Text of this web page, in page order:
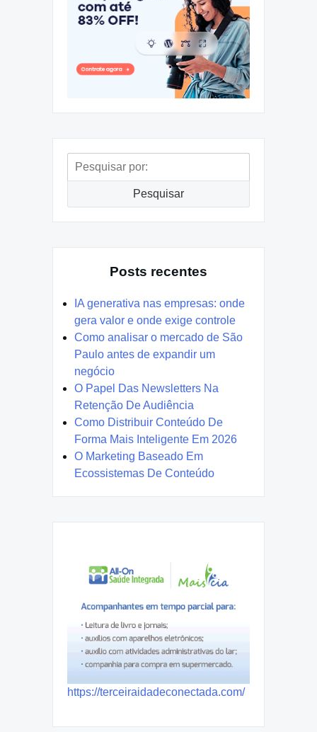
Pesquisar
por:
Pesquisar
Posts recentes
IA generativa nas empresas: onde
gera valor e onde exige controle
Como analisar o mercado de São
Paulo antes de expandir um
negócio
O Papel Das Newsletters Na
Retenção De Audiência
Como Distribuir Conteúdo De
Forma Mais Inteligente Em 2026
O Marketing Baseado Em
Ecossistemas De Conteúdo
https://terceiraidadeconectada.com/